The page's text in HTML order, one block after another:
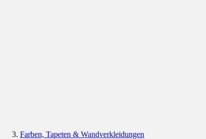
Farben, Tapeten & Wandverkleidungen